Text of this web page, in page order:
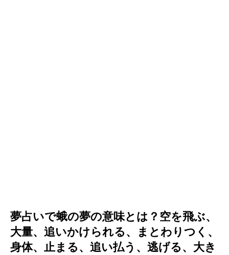
夢占いで蛾の夢の意味とは？空を飛ぶ、
大量、追いかけられる、まとわりつく、
身体、止まる、追い払う、逃げる、大き